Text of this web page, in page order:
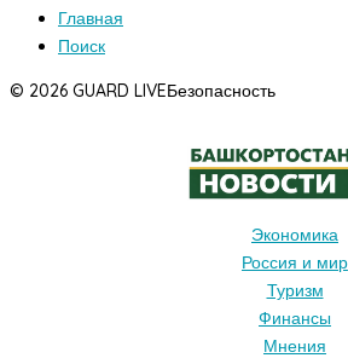
Главная
Поиск
© 2026 GUARD LIVEБезопасность
Экономика
Россия и мир
Туризм
Финансы
Мнения